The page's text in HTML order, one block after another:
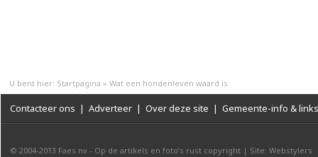
U bent hier: Startpagina » Wat een hondenleven waard is
Contacteer ons | Adverteer | Over deze site | Gemeente-info & links
© 2004-2013 Faes nv - Op de artikels en foto’s rust copyright | Site: Webstylers